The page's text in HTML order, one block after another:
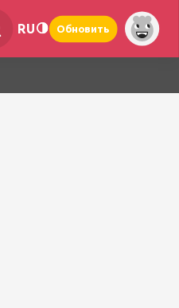
RU Обновить